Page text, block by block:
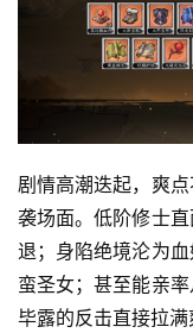
金
茶
奖
7
剧情高潮迭起，爽
袭场面。低阶修士
退；身陷绝境沦为
蛮圣女；甚至能亲
毕露的反击直接拉满